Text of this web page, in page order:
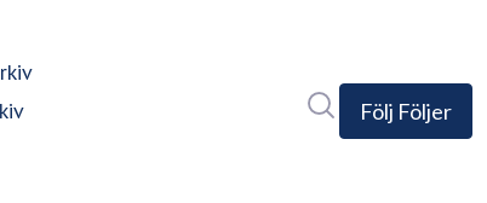
Följ Följer